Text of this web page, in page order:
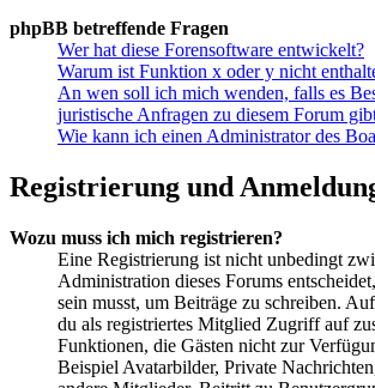
phpBB betreffende Fragen
Wer hat diese Forensoftware entwickelt?
Warum ist Funktion x oder y nicht
An wen soll ich mich wenden, falls es
juristische Anfragen zu diesem Forum
Wie kann ich einen Administrator des
Registrierung und
Wozu muss ich mich registrieren?
Eine Registrierung ist nicht unbedingt
Administration dieses Forums
sein musst, um Beiträge zu schreiben.
du als registriertes Mitglied Zugriff auf
Funktionen, die Gästen nicht zur
Beispiel Avatarbilder, Private